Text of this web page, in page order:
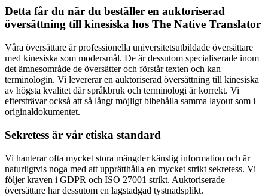
Detta får du när du beställer en auktoriserad
översättning till kinesiska hos The Native Translator
Våra översättare är professionella universitetsutbildade översättare
med kinesiska som modersmål. De är dessutom specialiserade inom
det ämnesområde de översätter och förstår texten och kan
terminologin. Vi levererar en auktoriserad översättning till kinesiska
av högsta kvalitet där språkbruk och terminologi är korrekt. Vi
eftersträvar också att så långt möjligt bibehålla samma layout som i
originaldokumentet.
Sekretess är vår etiska standard
Vi hanterar ofta mycket stora mängder känslig information och är
naturligtvis noga med att upprätthålla en mycket strikt sekretess. Vi
följer kraven i GDPR och ISO 27001 strikt. Auktoriserade
översättare har dessutom en lagstadgad tystnadsplikt.